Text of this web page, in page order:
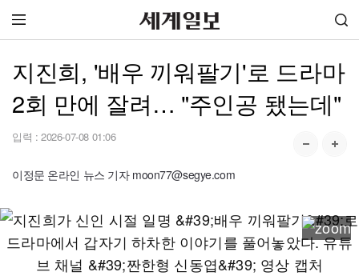
지진희, '배우 끼워팔기'로 드라마
2회 만에 잘려… "주인공 됐는데"
입력 : 2026-07-08 01:06
이정문 온라인 뉴스 기자 moon77@segye.com